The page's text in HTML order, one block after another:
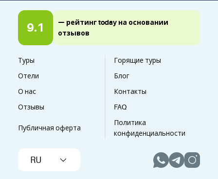
9.1
— рейтинг today на основании
отзывов
Туры
Горящие туры
Отели
Блог
О нас
Контакты
Отзывы
FAQ
Публичная оферта
Политика
конфиденциальности
RU